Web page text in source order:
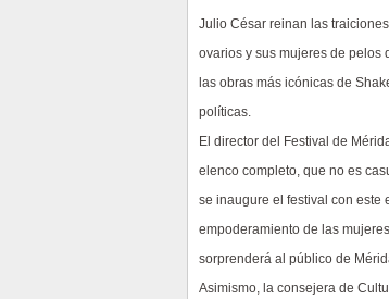
Julio César reinan las
ovarios y sus mujeres de pelos
las obras más icónicas de
políticas.
El director del Festival de
elenco completo, que no es
se inaugure el festival con este
empoderamiento de las
sorprenderá al público de
Asimismo, la consejera de